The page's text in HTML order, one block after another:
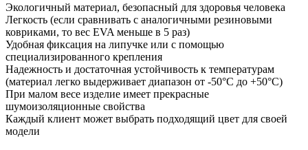
Экологичный материал, безопасный для здоровья человека
Легкость (если сравнивать с аналогичными резиновыми
ковриками, то вес EVA меньше в 5 раз)
Удобная фиксация на липучке или с помощью
специализированного крепления
Надежность и достаточная устойчивость к температурам
(материал легко выдерживает диапазон от -50°С до +50°С)
При малом весе изделие имеет прекрасные
шумоизоляционные свойства
Каждый клиент может выбрать подходящий цвет для своей
модели